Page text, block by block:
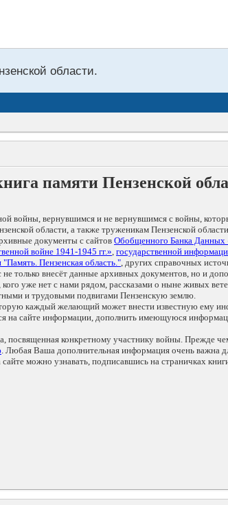
области.
памяти Пензенской
войны, вернувшимся и не вернувшимся с войны,
области, а также труженикам Пензенской
документы с сайтов Обобщенного Банка
войне 1941-1945 гг.», государственной
"Память. Пензенская область.", других справочных
не только внесёт данные архивных документов, но и
уже нет с нами рядом, рассказами о ныне живых
и трудовыми подвигами Пензенскую землю.
каждый желающий может внести известную ему
на сайте информации, дополнить имеющуюся
посвященная конкретному участнику войны. Прежде
. Любая Ваша дополнительная информация очень важна
можно узнавать, подписавшись на страничках